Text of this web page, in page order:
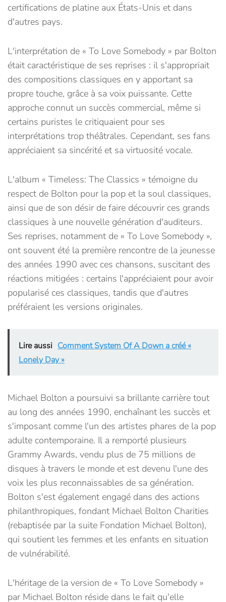
certifications de platine aux États-Unis et dans
d'autres pays.
L'interprétation de « To Love Somebody » par Bolton
était caractéristique de ses reprises : il s'appropriait
des compositions classiques en y apportant sa
propre touche, grâce à sa voix puissante. Cette
approche connut un succès commercial, même si
certains puristes le critiquaient pour ses
interprétations trop théâtrales. Cependant, ses fans
appréciaient sa sincérité et sa virtuosité vocale.
L'album « Timeless: The Classics » témoigne du
respect de Bolton pour la pop et la soul classiques,
ainsi que de son désir de faire découvrir ces grands
classiques à une nouvelle génération d'auditeurs.
Ses reprises, notamment de « To Love Somebody »,
ont souvent été la première rencontre de la jeunesse
des années 1990 avec ces chansons, suscitant des
réactions mitigées : certains l'appréciaient pour avoir
popularisé ces classiques, tandis que d'autres
préféraient les versions originales.
Lire aussi Comment System Of A Down a créé «
Lonely Day »
Michael Bolton a poursuivi sa brillante carrière tout
au long des années 1990, enchaînant les succès et
s'imposant comme l'un des artistes phares de la pop
adulte contemporaine. Il a remporté plusieurs
Grammy Awards, vendu plus de 75 millions de
disques à travers le monde et est devenu l'une des
voix les plus reconnaissables de sa génération.
Bolton s'est également engagé dans des actions
philanthropiques, fondant Michael Bolton Charities
(rebaptisée par la suite Fondation Michael Bolton),
qui soutient les femmes et les enfants en situation
de vulnérabilité.
L'héritage de la version de « To Love Somebody »
par Michael Bolton réside dans le fait qu'elle